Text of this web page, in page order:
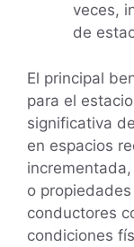
veces,
de
El principal
para el
significativa
en espacios
o
conductores
condiciones